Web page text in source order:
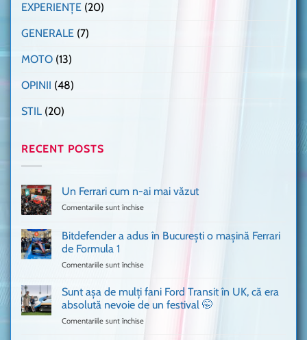
EXPERIENȚE (20)
GENERALE (7)
MOTO (13)
OPINII (48)
STIL (20)
RECENT POSTS
Un Ferrari cum n-ai mai văzut
Comentariile sunt închise
Ferrari
cum
văzut
Bitdefender a adus în București o mașină Ferrari
de Formula 1
Comentariile sunt închise
a
adus
în
Sunt așa de mulți fani Ford Transit în UK, că era
absolută nevoie de un festival 🤭
Comentariile sunt închise